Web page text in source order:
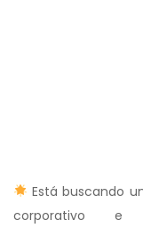
Está buscando
corporativo e